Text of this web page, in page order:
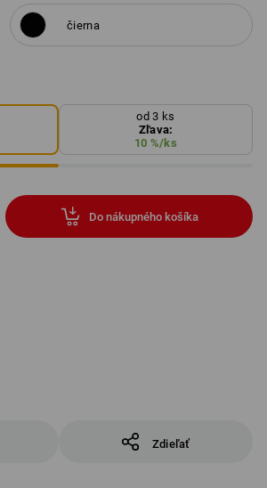
čierna
od 3 ks
Zľava:
10 %/ks
Do nákupného košíka
Zdieľať